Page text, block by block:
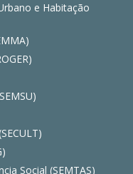
e Habitação
Social (SEMTAS)